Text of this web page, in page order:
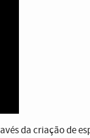
da criação de